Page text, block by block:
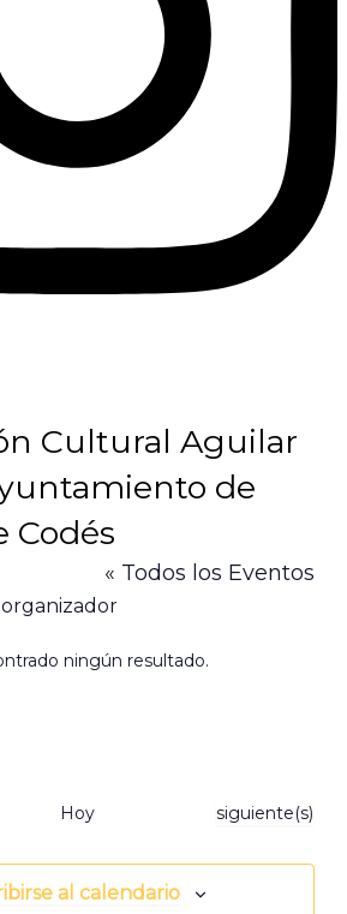
Cultural Aguilar
de
Codés
« Todos los Eventos
ningún resultado.
Hoy Eventos
siguiente(s)
al calendario